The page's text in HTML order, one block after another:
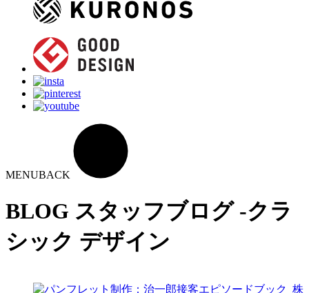
MENUBACK
BLOG スタッフブログ -クラ
シック デザイン